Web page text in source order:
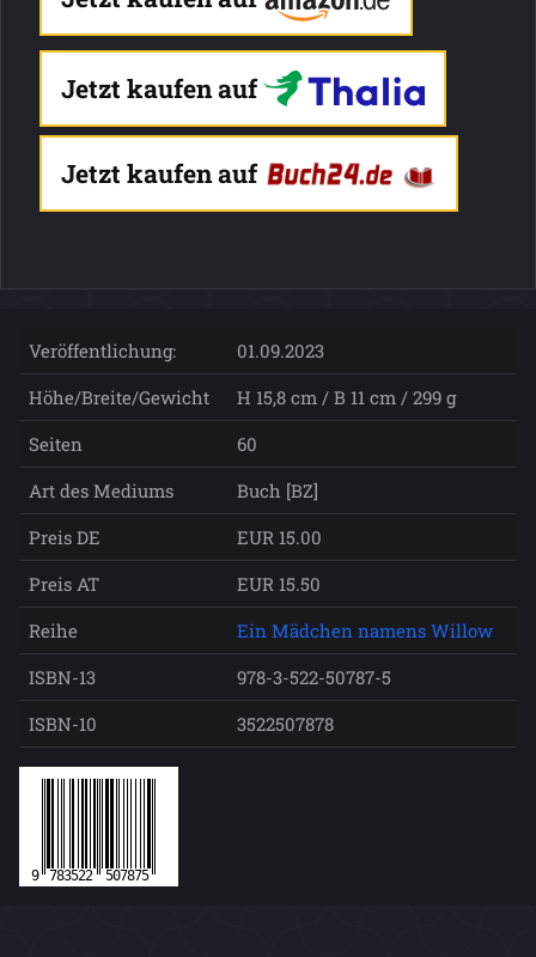
Jetzt kaufen auf
Jetzt kaufen auf
Veröffentlichung:
01.09.2023
Höhe/Breite/Gewicht
H 15,8 cm / B 11 cm / 299 g
Seiten
60
Art des Mediums
Buch [BZ]
Preis DE
EUR 15.00
Preis AT
EUR 15.50
Reihe
Ein Mädchen namens Willow
ISBN-13
978-3-522-50787-5
ISBN-10
3522507878